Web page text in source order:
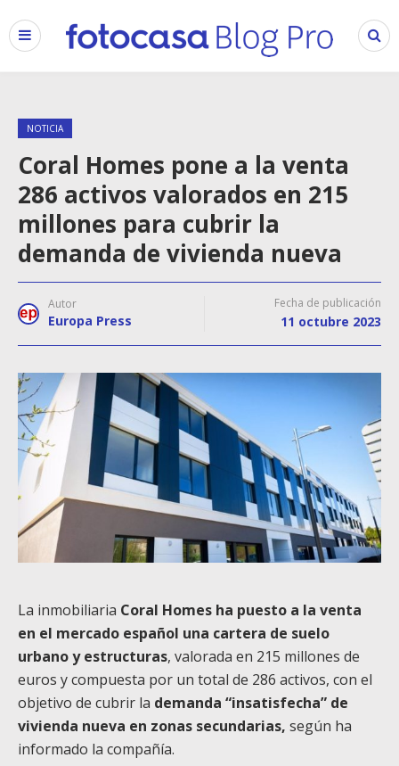
NOTICIA
Coral Homes pone a la venta
286 activos valorados en 215
millones para cubrir la
demanda de vivienda nueva
Autor
Europa Press
Fecha de publicación
11 octubre 2023
La inmobiliaria Coral Homes ha puesto a la venta
en el mercado español una cartera de suelo
urbano y estructuras, valorada en 215 millones de
euros y compuesta por un total de 286 activos, con el
objetivo de cubrir la demanda “insatisfecha” de
vivienda nueva en zonas secundarias, según ha
informado la compañía.